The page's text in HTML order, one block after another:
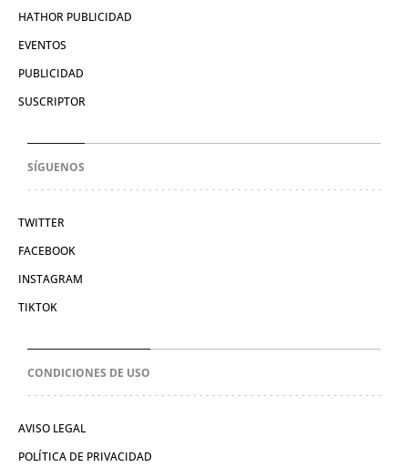
HATHOR PUBLICIDAD
EVENTOS
PUBLICIDAD
SUSCRIPTOR
SÍGUENOS
TWITTER
FACEBOOK
INSTAGRAM
TIKTOK
CONDICIONES DE USO
AVISO LEGAL
POLÍTICA DE PRIVACIDAD